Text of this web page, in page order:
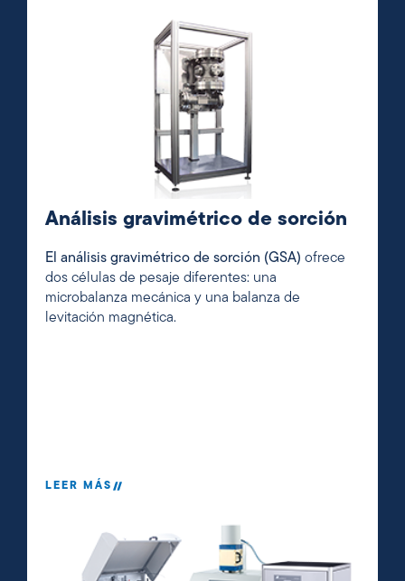
Análisis gravimétrico de sorción
El análisis gravimétrico de sorción (GSA) ofrece
dos células de pesaje diferentes: una
microbalanza mecánica y una balanza de
levitación magnética.
LEER MÁS